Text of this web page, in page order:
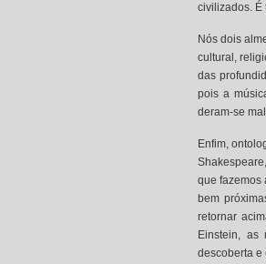
civilizados. É
Nós dois
cultural,
das
pois a
deram-se
Enfim,
que fazemos
bem
retornar
Einstein, as
descoberta e